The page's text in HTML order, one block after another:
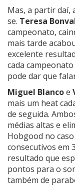
Mas, a partir daí,
se. Teresa
campeonato,
mais tarde
excelente
cada
pode dar que
Miguel Blancoe
mais um heat
de seguida.
médias altas e
Hobgood no
consecutivos em
resultado que
pontos para o
também de